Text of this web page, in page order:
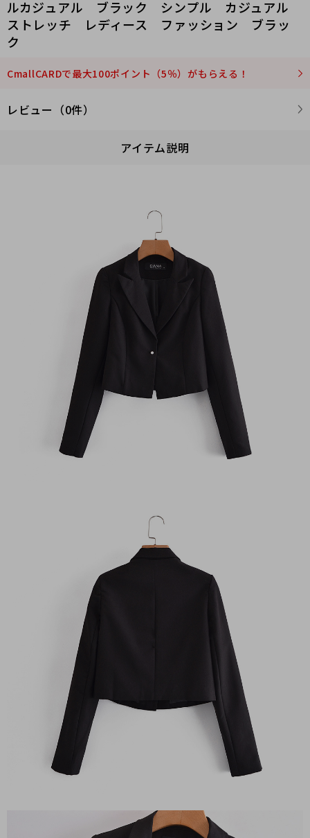
ルカジュアル ブラック シンプル カジュアル
ストレッチ レディース ファッション ブラッ
ク
CmallCARDで最大100ポイント（5％）がもらえる！
レビュー（0件）
アイテム説明